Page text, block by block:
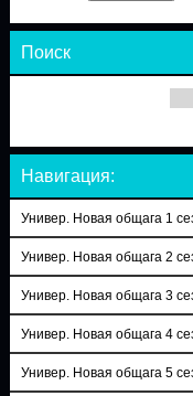
Поиск
Навигация:
Универ. Новая общага 1
Универ. Новая общага 2
Универ. Новая общага 3
Универ. Новая общага 4
Универ. Новая общага 5